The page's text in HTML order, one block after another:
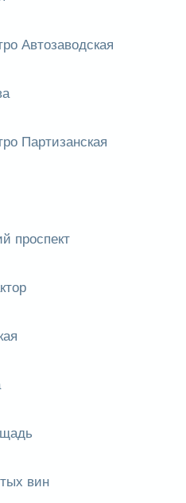
Автозаводская
Партизанская
проспект
вин